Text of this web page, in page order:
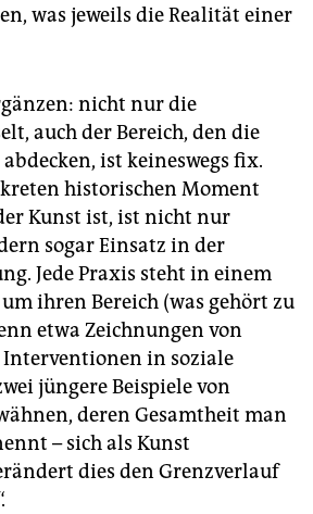
was jeweils die Realität einer
nicht nur die
auch der Bereich, den die
ist keineswegs fix.
historischen Moment
Kunst ist, ist nicht nur
sogar Einsatz in der
Jede Praxis steht in einem
ihren Bereich (was gehört zu
etwa Zeichnungen von
in soziale
jüngere Beispiele von
deren Gesamtheit man
– sich als Kunst
dies den Grenzverlauf